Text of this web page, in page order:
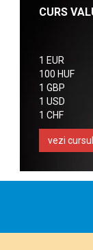
CURS
1 EUR
100 HUF
1 GBP
1 USD
1 CHF
vezi